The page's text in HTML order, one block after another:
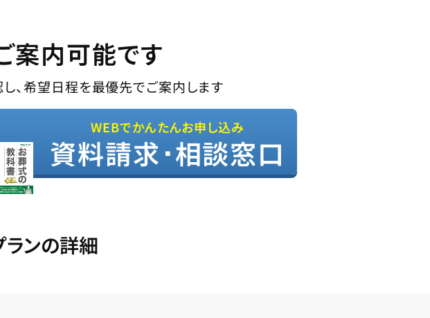
案内可能です
、希望日程を最優先でご案内します
WEBでかんたんお申し込み
資料請求･相談窓口
ンの詳細